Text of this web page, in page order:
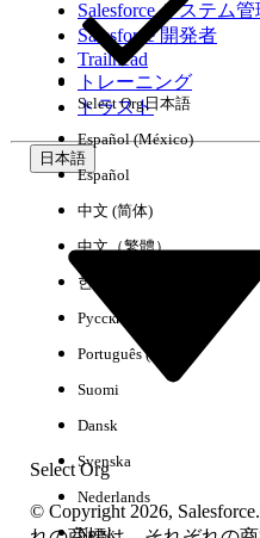
環境
Salesforce システム
Salesforce 開発者
Trailhead
トレーニング
トラスト
日本語
Select Org
Select Org日本語
Español (México)
Español
中文 (简体)
中文（繁體）
한국어
Русский
Português (Brasil)
Suomi
Dansk
Svenska
Nederlands
Norsk
© Copyright 2026,